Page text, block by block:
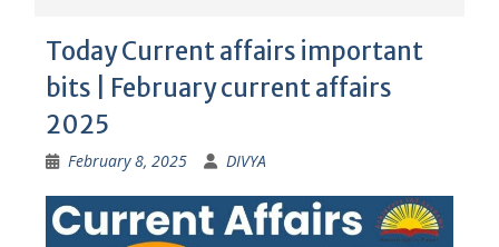
Today Current affairs important
bits | February current affairs
2025
February 8, 2025 DIVYA